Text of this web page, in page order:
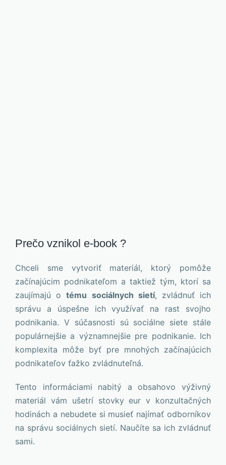
Prečo vznikol e-book ?
Chceli sme vytvoriť materiál, ktorý pomôže
začínajúcim podnikateľom a taktiež tým, ktorí sa
zaujímajú otému sociálnych sietí, zvládnuť ich
správu a úspešne ich využívať na rast svojho
podnikania. V súčasnosti sú sociálne siete stále
populárnejšie a významnejšie pre podnikanie. Ich
komplexita môže byť pre mnohých začínajúcich
podnikateľov ťažko zvládnuteľná.
Tento informáciami nabitý a obsahovo výživný
materiál vám ušetrí stovky eur v konzultačných
hodinách a nebudete si musieť najímať odborníkov
na správu sociálnych sietí. Naučíte sa ich zvládnuť
sami.